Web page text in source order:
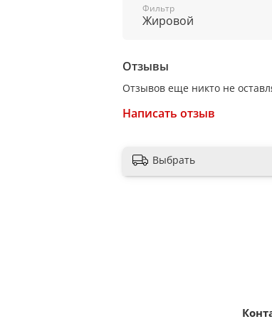
корпус: белый
1
Функциональность,
отвод / циркуляция
электронное, кнопочное
Фильтр
Жировой
Отзывы
Отзывов еще никто не
Написать отзыв
Выбрать